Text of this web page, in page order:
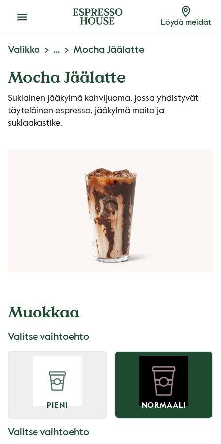
Menu Löydä meidät
Valikko ... Mocha Jäälatte
Mocha Jäälatte
Suklainen jääkylmä kahvijuoma, jossa yhdistyvät
täyteläinen espresso, jääkylmä maito ja
suklaakastike.
Muokkaa
Valitse vaihtoehto
PIENI NORMAALI
Valitse vaihtoehto